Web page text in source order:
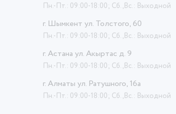
Пн.-Пт.: 09:00-18:00; Сб.,Вс.: Выходной
г. Шымкент ул. Толстого, 60
Пн.-Пт.: 09:00-18:00; Сб.,Вс.: Выходной
г. Астана ул. Акыртас д. 9
Пн.-Пт.: 09:00-18:00; Сб.,Вс.: Выходной
г. Алматы ул. Ратушного, 16а
Пн.-Пт.: 09:00-18:00; Сб.,Вс.: Выходной